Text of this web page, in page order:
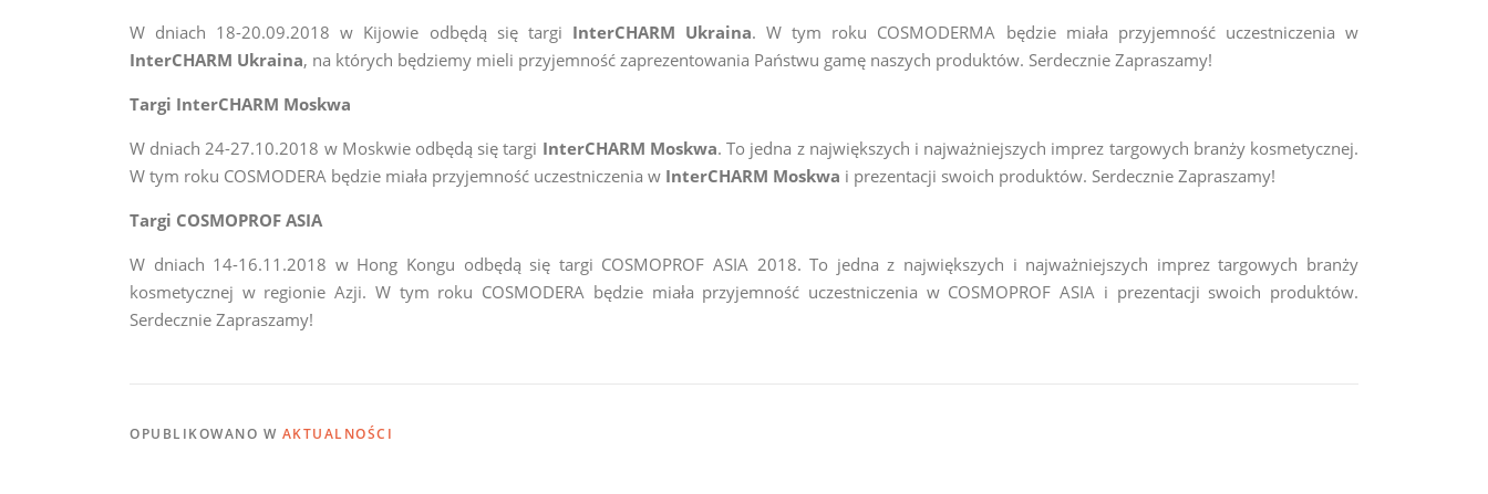
W dniach 18-20.09.2018 w Kijowie odbędą się targi InterCHARM Ukraina. W tym roku COSMODERMA będzie miała przyjemność uczestniczenia w
InterCHARM Ukraina, na których będziemy mieli przyjemność zaprezentowania Państwu gamę naszych produktów. Serdecznie Zapraszamy!
Targi InterCHARM Moskwa
W dniach 24-27.10.2018 w Moskwie odbędą się targi InterCHARM Moskwa. To jedna z największych i najważniejszych imprez targowych branży kosmetycznej.
W tym roku COSMODERA będzie miała przyjemność uczestniczenia w InterCHARM Moskwa i prezentacji swoich produktów. Serdecznie Zapraszamy!
Targi COSMOPROF ASIA
W dniach 14-16.11.2018 w Hong Kongu odbędą się targi COSMOPROF ASIA 2018. To jedna z największych i najważniejszych imprez targowych branży
kosmetycznej w regionie Azji. W tym roku COSMODERA będzie miała przyjemność uczestniczenia w COSMOPROF ASIA i prezentacji swoich produktów.
Serdecznie Zapraszamy!
OPUBLIKOWANO W AKTUALNOŚCI